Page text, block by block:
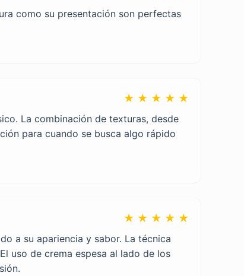
como su presentación son perfectas
★ ★ ★ ★ ★
La combinación de texturas, desde
para cuando se busca algo rápido
★ ★ ★ ★ ★
a su apariencia y sabor. La técnica
uso de crema espesa al lado de los